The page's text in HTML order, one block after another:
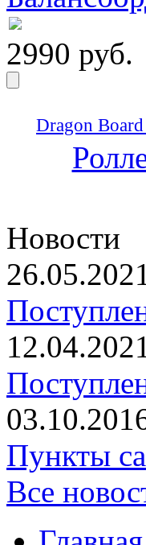
2990 руб.
Dragon
Новости
Пункты
Все